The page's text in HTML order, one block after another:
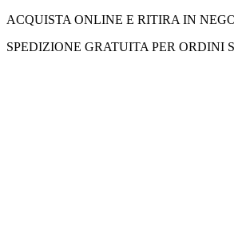
ACQUISTA ONLINE E RITIRA IN
SPEDIZIONE GRATUITA PER ORDINI